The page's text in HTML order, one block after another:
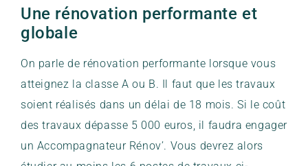
Une rénovation performante et
globale
On parle de rénovation performante lorsque vous
atteignez la classe A ou B. Il faut que les travaux
soient réalisés dans un délai de 18 mois. Si le coût
des travaux dépasse 5 000 euros, il faudra engager
un Accompagnateur Rénov’. Vous devrez alors